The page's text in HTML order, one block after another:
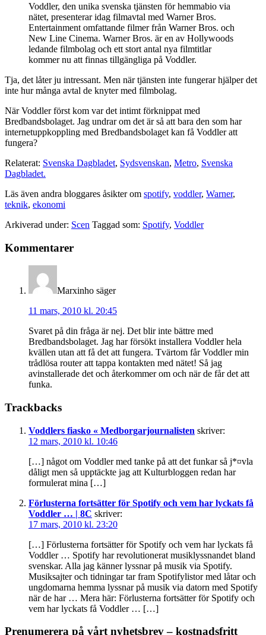
Voddler, den unika svenska tjänsten för hemmabio via
nätet, presenterar idag filmavtal med Warner Bros.
Entertainment omfattande filmer från Warner Bros. och
New Line Cinema. Warner Bros. är en av Hollywoods
ledande filmbolag och ett stort antal nya filmtitlar
kommer nu att finnas tillgängliga på Voddler.
Tja, det låter ju intressant. Men när tjänsten inte fungerar hjälper det
inte hur många avtal de knyter med filmbolag.
När Voddler först kom var det intimt förknippat med
Bredbandsbolaget. Jag undrar om det är så att bara den som har
internetuppkoppling med Bredbandsbolaget kan få Voddler att
fungera?
Relaterat: Svenska Dagbladet, Sydsvenskan, Metro, Svenska
Dagbladet.
Läs även andra bloggares åsikter om spotify, voddler, Warner,
teknik, ekonomi
Arkiverad under: Scen Taggad som: Spotify, Voddler
Läsarkommentarer
Kommentarer
Marxinho säger
11 mars, 2010 kl. 20:45
Svaret på din fråga är nej. Det blir inte bättre med
Bredbandsbolaget. Jag har försökt installera Voddler hela
kvällen utan att få det att fungera. Tvärtom får Voddler min
trådlösa router att tappa kontakten med nätet! Så jag
avinstallerade det och återkommer om och när de får det att
funka.
Trackbacks
Voddlers fiasko « Medborgarjournalisten skriver:
12 mars, 2010 kl. 10:46
[…] något om Voddler med tanke på att det funkar så j*¤vla
dåligt men så upptäckte jag att Kulturbloggen redan har
formulerat mina […]
Förlusterna fortsätter för Spotify och vem har lyckats få
Voddler … | 8C skriver:
17 mars, 2010 kl. 23:20
[…] Förlusterna fortsätter för Spotify och vem har lyckats få
Voddler … Spotify har revolutionerat musiklyssnandet bland
svenskar. Alla jag känner lyssnar på musik via Spotify.
Musiksajter och tidningar tar fram Spotifylistor med låtar och
ungdomarna hemma lyssnar på musik via datorn med Spotify
när de har … Mera här: Förlusterna fortsätter för Spotify och
vem har lyckats få Voddler … […]
Prenumerera på vårt nyhetsbrev – kostnadsfritt